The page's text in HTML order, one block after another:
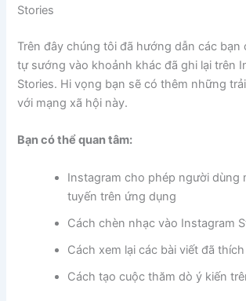
Stories
Trên đây chúng tôi đã hướng dẫn các bạn
tự sướng vào khoảnh khác đã ghi lại trên
Stories. Hi vọng bạn sẽ có thêm những
với mạng xã hội này.
Bạn có thể quan tâm:
Instagram cho phép người dùng
tuyến trên ứng dụng
Cách chèn nhạc vào Instagram
Cách xem lại các bài viết đã
Cách tạo cuộc thăm dò ý kiến